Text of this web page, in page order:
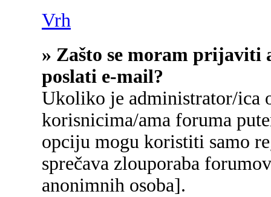
Vrh
» Zašto se moram
poslati e-mail?
Ukoliko je administrator/ica
korisnicima/ama foruma
opciju mogu koristiti samo
sprečava zlouporaba
anonimnih osoba].